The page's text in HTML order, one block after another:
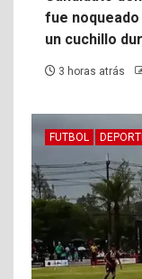
fue
un cuchillo
3 horas atrás
FUTBOL